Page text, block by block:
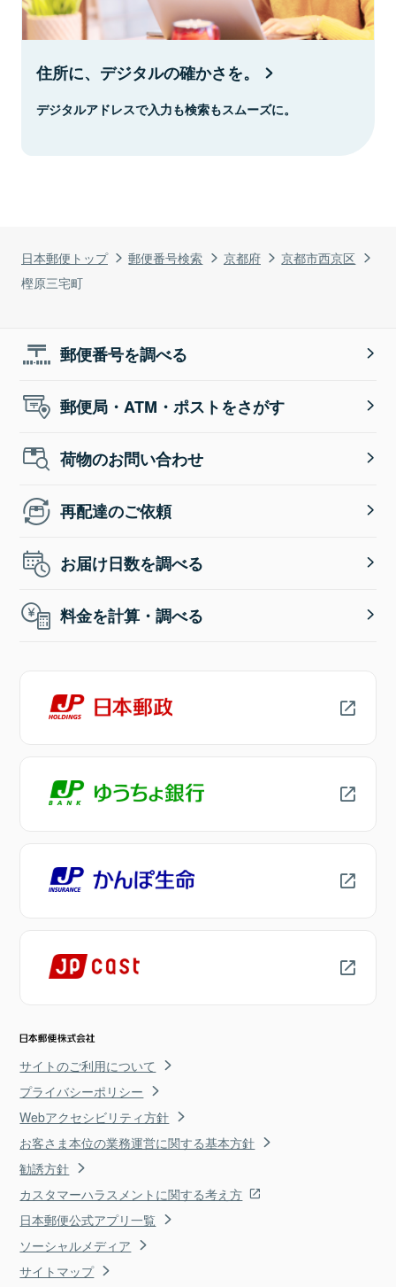
日本郵便トップ 郵便番号検索 京都府
京都市西京区
樫原三宅町
住所に、デジタルの確かさを。
デジタルアドレスで入力も検索もスムーズに。
郵便番号を調べる
郵便局・ATM・ポストをさがす
荷物のお問い合わせ
再配達のご依頼
お届け日数を調べる
料金を計算・調べる
サイトのご利用について
プライバシーポリシー
Webアクセシビリティ方針
お客さま本位の業務運営に関する基本方針
勧誘方針
カスタマーハラスメントに関する考え方
日本郵便公式アプリ一覧
ソーシャルメディア
サイトマップ